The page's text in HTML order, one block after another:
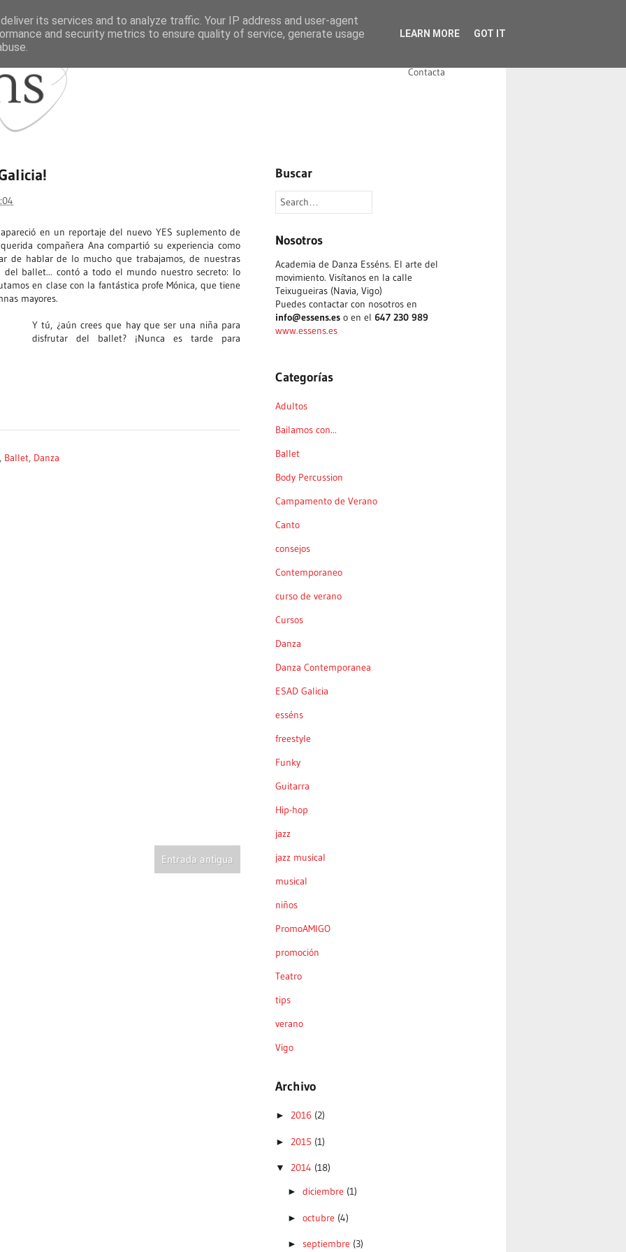
Contacta
en un reportaje del nuevo YES suplemento de
compañera Ana compartió su experiencia como
de hablar de lo mucho que trabajamos, de nuestras
ballet... contó a todo el mundo nuestro secreto: lo
en clase con la fantástica profe Mónica, que tiene
mayores.
Y tú, ¿aún crees que hay que ser una niña para
disfrutar del ballet? ¡Nunca es tarde para
, Ballet, Danza
Entrada antigua
Buscar
Nosotros
Academia de Danza Esséns. El arte del
movimiento. Visítanos en la calle
Teixugueiras (Navia, Vigo)
Puedes contactar con nosotros en
info@essens.es o en el 647 230 989
www.essens.es
Categorías
Adultos
Bailamos con...
Ballet
Body Percussion
Campamento de Verano
Canto
consejos
Contemporaneo
curso de verano
Cursos
Danza
Danza Contemporanea
ESAD Galicia
esséns
freestyle
Funky
Guitarra
Hip-hop
jazz
jazz musical
musical
niños
PromoAMIGO
promoción
Teatro
tips
verano
Vigo
Archivo
► 2016 (2)
► 2015 (1)
▼ 2014 (18)
► diciembre (1)
► octubre (4)
► septiembre (3)
its services and to analyze traffic. Your IP address and user-agent
and security metrics to ensure quality of service, generate usage
LEARN MORE GOT IT